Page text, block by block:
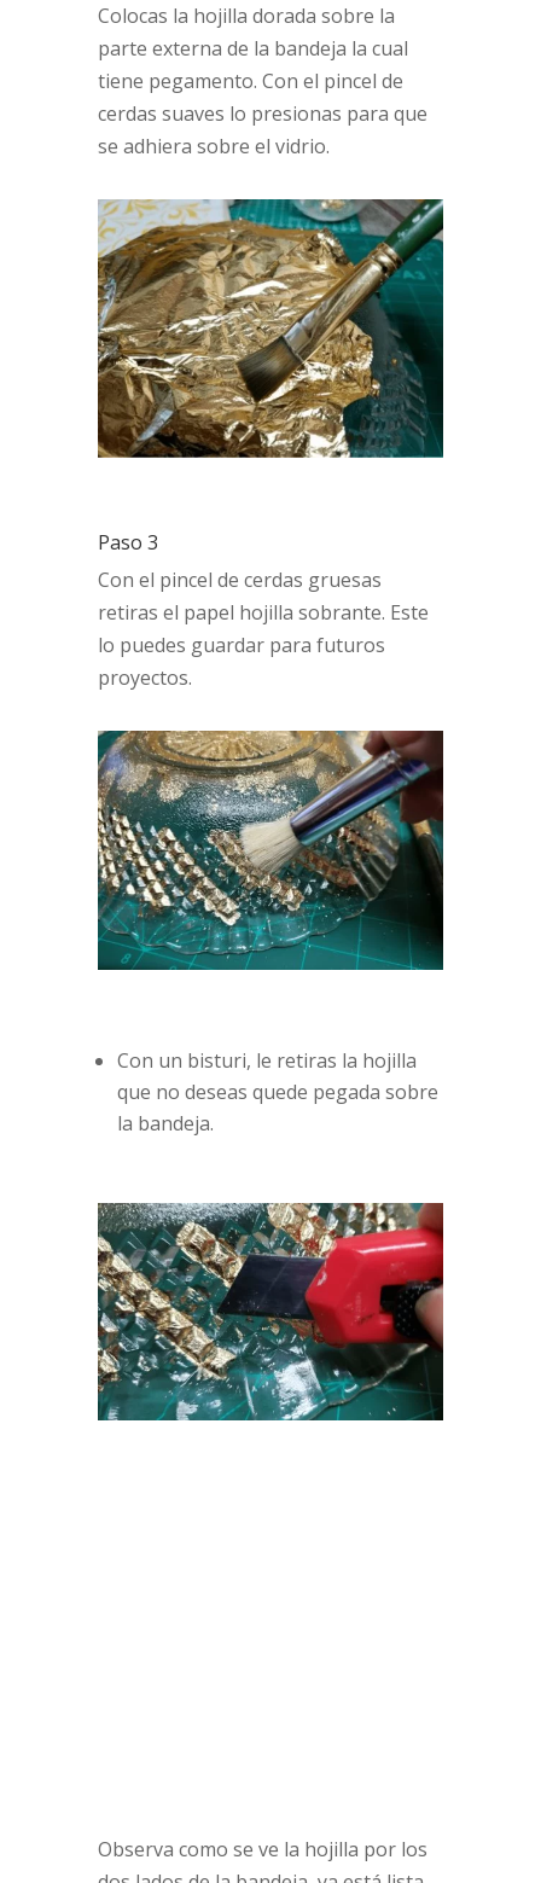
Colocas la hojilla dorada sobre la
parte externa de la bandeja la cual
tiene pegamento. Con el pincel de
cerdas suaves lo presionas para que
se adhiera sobre el vidrio.
Paso 3
Con el pincel de cerdas gruesas
retiras el papel hojilla sobrante. Este
lo puedes guardar para futuros
proyectos.
Con un bisturi, le retiras la hojilla
que no deseas quede pegada sobre
la bandeja.
Observa como se ve la hojilla por los